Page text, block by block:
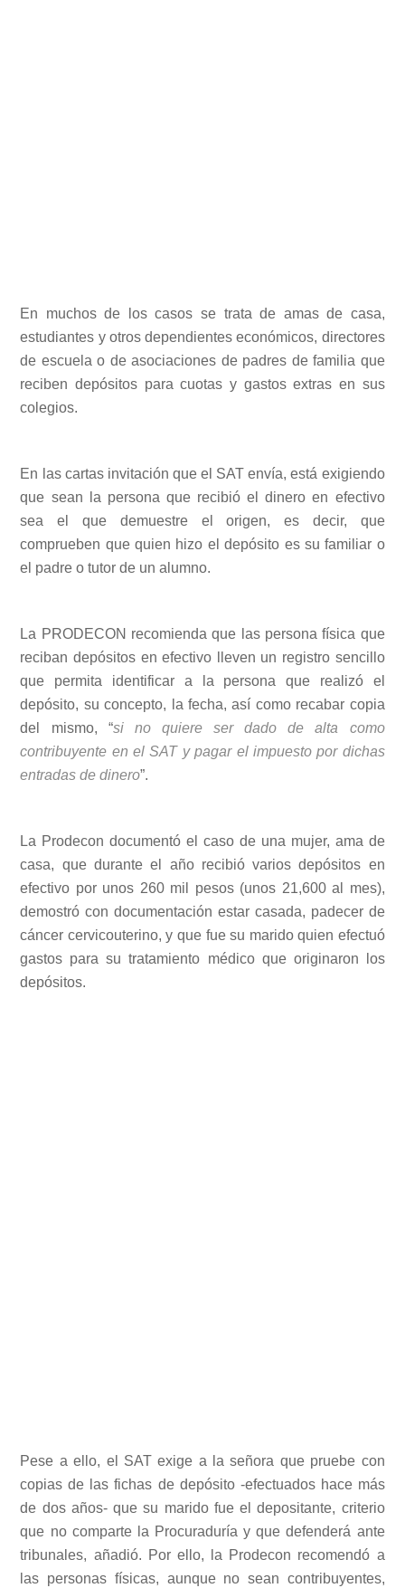
En muchos de los casos se trata de amas de casa,
estudiantes y otros dependientes económicos, directores
de escuela o de asociaciones de padres de familia que
reciben depósitos para cuotas y gastos extras en sus
colegios.
En las cartas invitación que el SAT envía, está exigiendo
que sean la persona que recibió el dinero en efectivo
sea el que demuestre el origen, es decir, que
comprueben que quien hizo el depósito es su familiar o
el padre o tutor de un alumno.
La PRODECON recomienda que las persona física que
reciban depósitos en efectivo lleven un registro sencillo
que permita identificar a la persona que realizó el
depósito, su concepto, la fecha, así como recabar copia
del mismo, “si no quiere ser dado de alta como
contribuyente en el SAT y pagar el impuesto por dichas
entradas de dinero”.
La Prodecon documentó el caso de una mujer, ama de
casa, que durante el año recibió varios depósitos en
efectivo por unos 260 mil pesos (unos 21,600 al mes),
demostró con documentación estar casada, padecer de
cáncer cervicouterino, y que fue su marido quien efectuó
gastos para su tratamiento médico que originaron los
depósitos.
Pese a ello, el SAT exige a la señora que pruebe con
copias de las fichas de depósito -efectuados hace más
de dos años- que su marido fue el depositante, criterio
que no comparte la Procuraduría y que defenderá ante
tribunales, añadió. Por ello, la Prodecon recomendó a
las personas físicas, aunque no sean contribuyentes,